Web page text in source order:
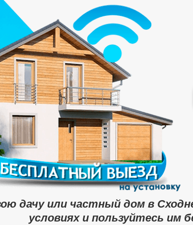
дачу или частный дом в
условиях и пользуйтесь им